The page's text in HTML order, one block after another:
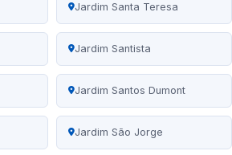
Jardim Santa Teresa
Jardim Santista
Jardim Santos Dumont
Jardim São Jorge